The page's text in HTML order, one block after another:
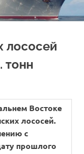
лососей
тонн
Востоке
лососей.
с
прошлого